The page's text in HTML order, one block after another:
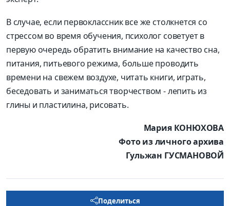
В случае, если первоклассник все же столкнется со
стрессом во время обучения, психолог советует в
первую очередь обратить внимание на качество сна,
питания, питьевого режима, больше проводить
времени на свежем воздухе, читать книги, играть,
беседовать и заниматься творчеством - лепить из
глины и пластилина, рисовать.
Мария КОНЮХОВА
Фото из личного архива
Гульжан ГУСМАНОВОЙ
Поделиться